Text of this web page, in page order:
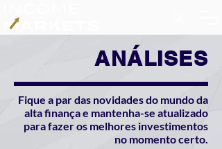
ANÁLISES
Fique a par das novidades do mundo da
alta finança e mantenha-se atualizado
para fazer os melhores investimentos
no momento certo.